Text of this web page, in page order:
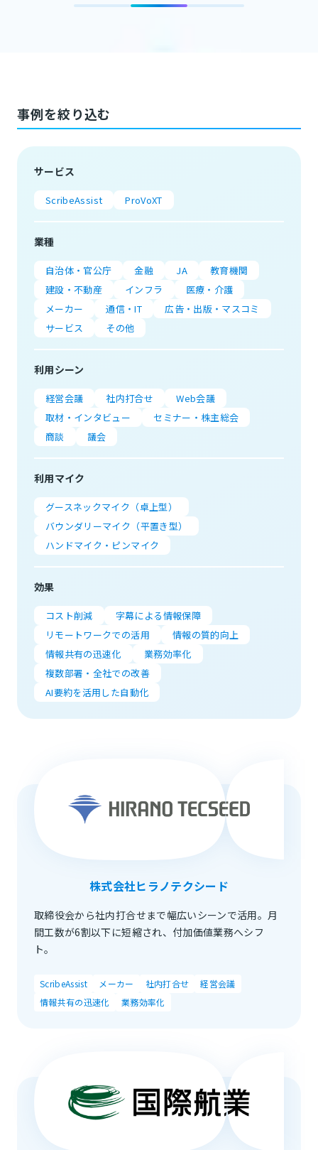
事例を絞り込む
サービス
ScribeAssist ProVoXT
業種
自治体・官公庁 金融 JA
教育機関
建設・不動産
インフラ
医療・介護
メーカー
通信・IT
広告・出版・マスコミ
サービス
その他
利用シーン
経営会議 社内打合せ
Web会議
取材・インタビュー
セミナー・株主総会
商談
議会
利用マイク
グースネックマイク（卓上型）
バウンダリーマイク（平置き型）
ハンドマイク・ピンマイク
効果
コスト削減
字幕による情報保障
リモートワークでの活用
情報の質的向上
情報共有の迅速化
業務効率化
複数部署・全社での改善
AI要約を活用した自動化
株式会社ヒラノテクシード
取締役会から社内打合せまで幅広いシーンで活用。月
間工数が6割以下に短縮され、付加価値業務へシフ
ト。
ScribeAssist メーカー 社内打合せ
経営会議
情報共有の迅速化
業務効率化